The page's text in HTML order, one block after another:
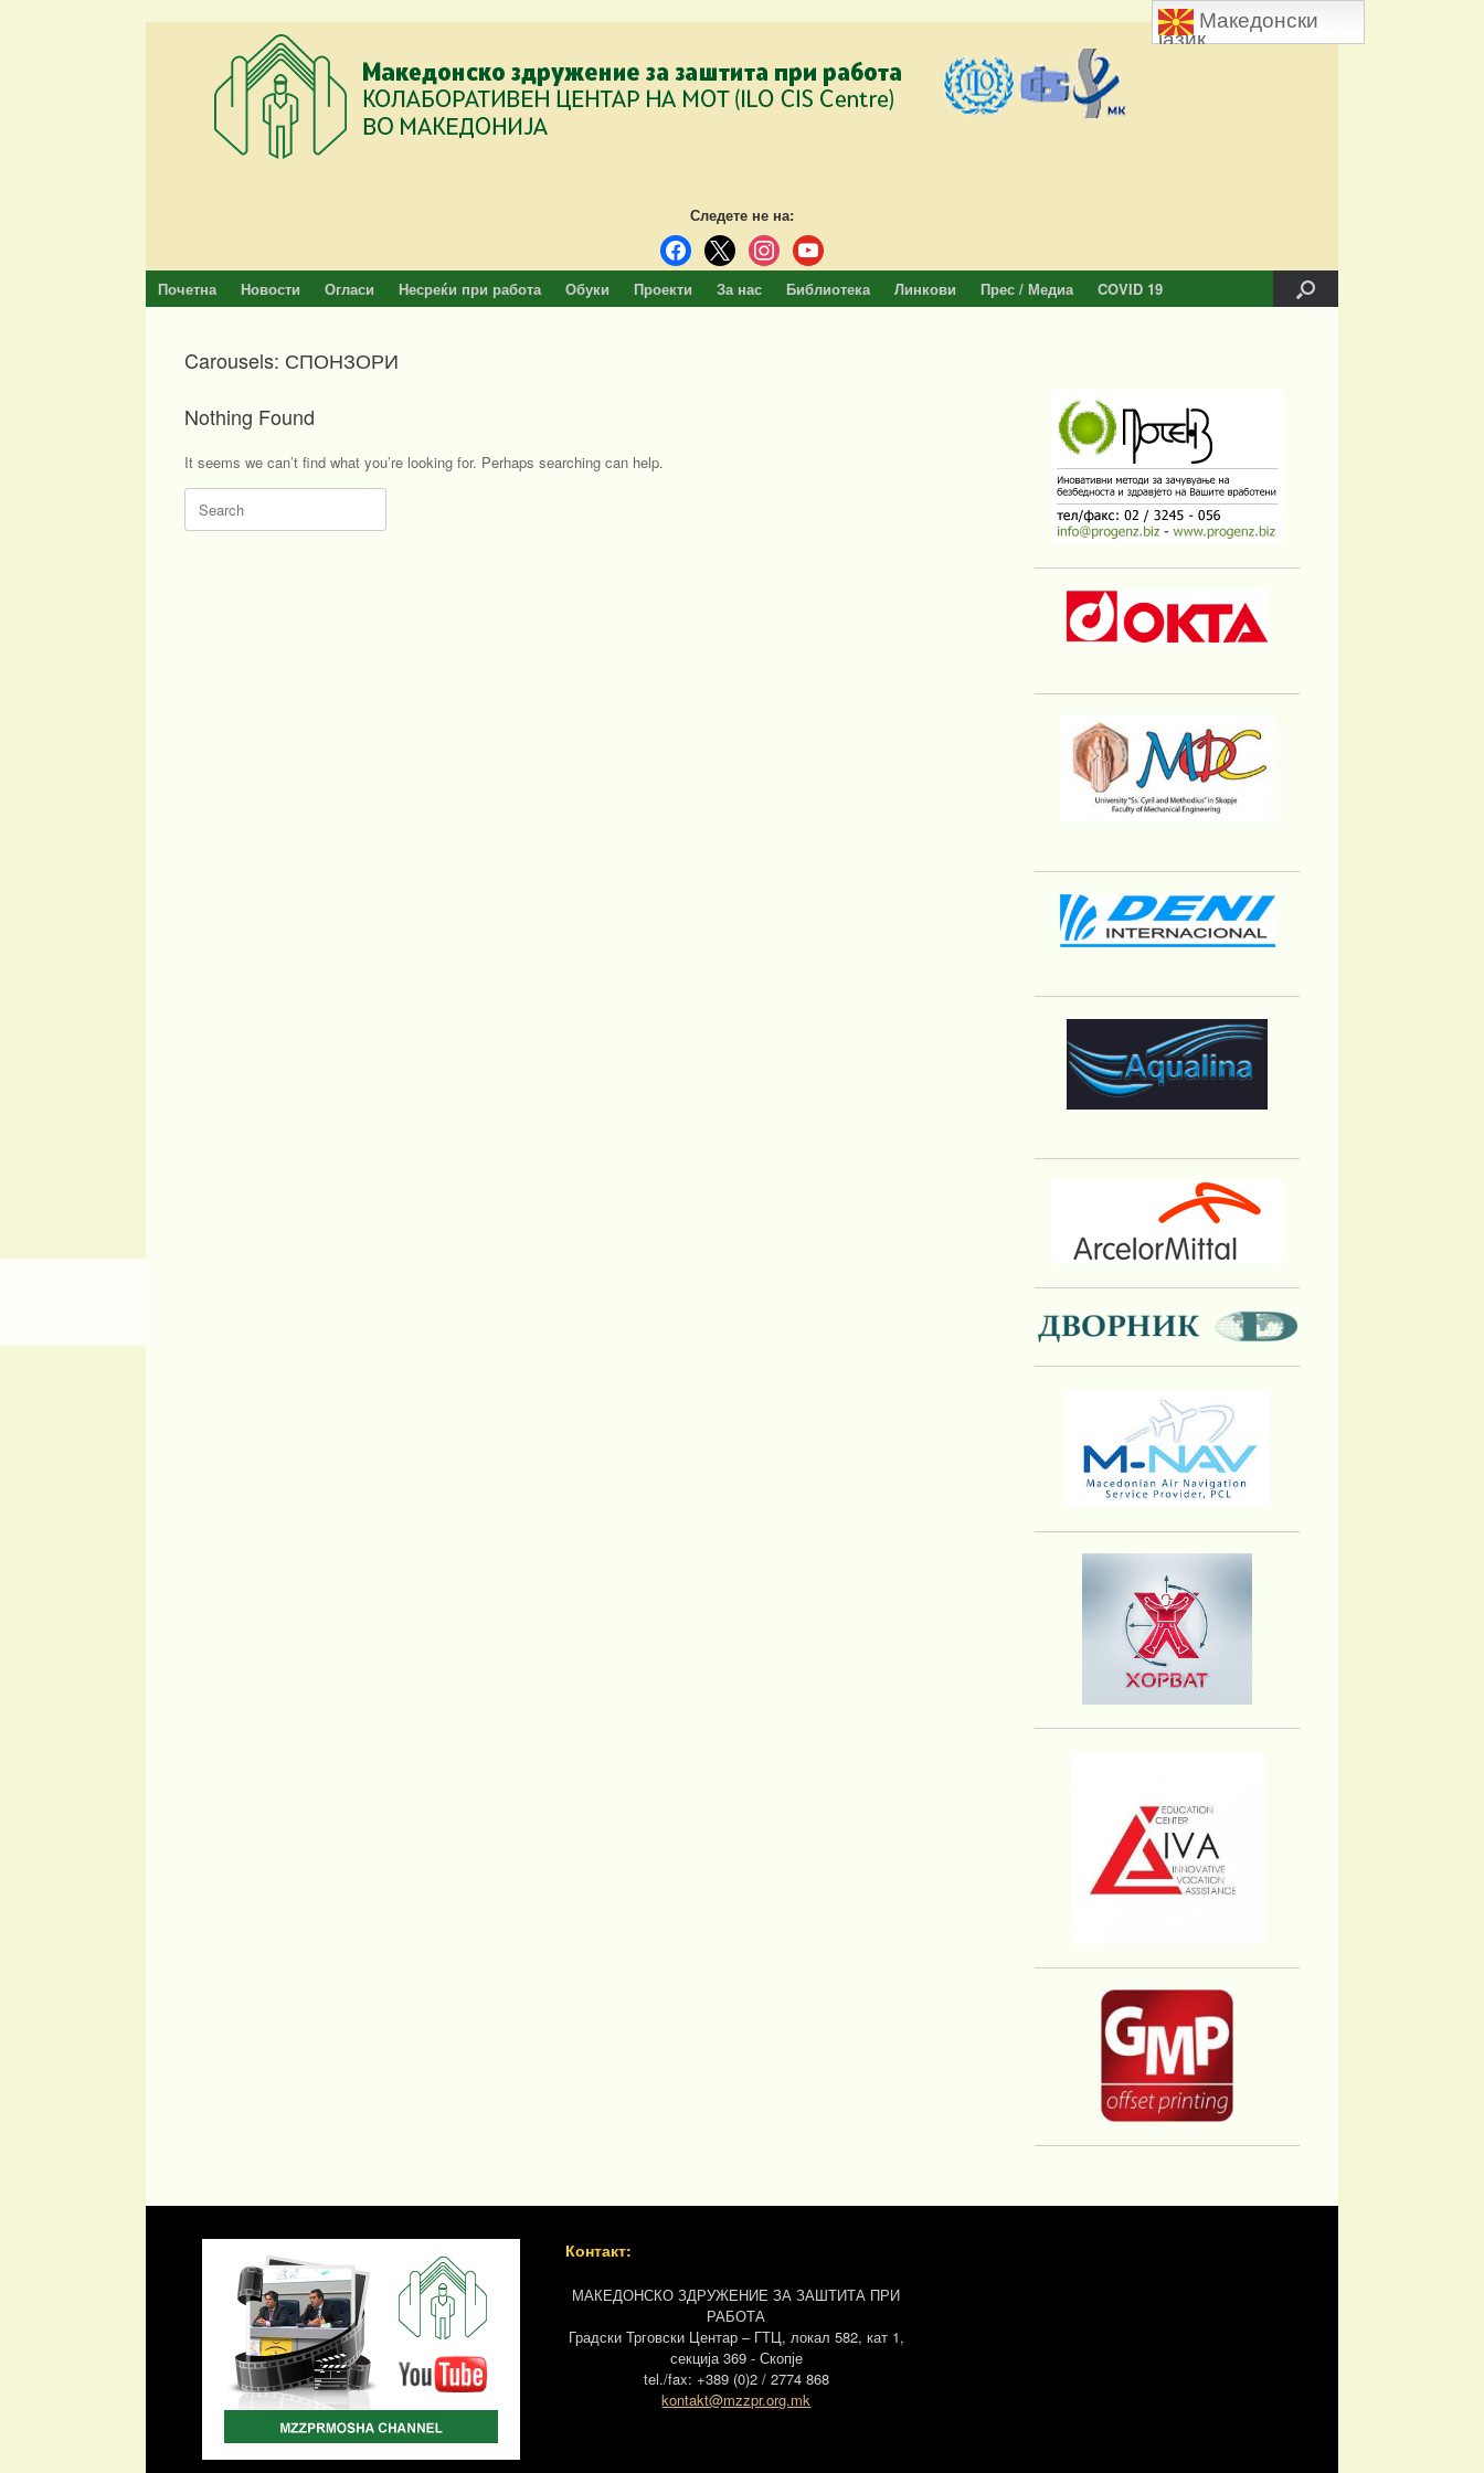
Следете не на:
facebook
x instagramyoutube
Почетна Новости Огласи Несреќи при работа Обуки Проекти За нас Библиотека Линкови Прес / Медиа COVID 19
Carousels: СПОНЗОРИ
Nothing Found
It seems we can’t find what you’re looking for. Perhaps searching can help.
Search
for:
Контакт:
МАКЕДОНСКО ЗДРУЖЕНИЕ ЗА ЗАШТИТА ПРИ
РАБОТА
Градски Трговски Центар – ГТЦ, локал 582, кат 1,
секција 369 - Скопје
tel./fax: +389 (0)2 / 2774 868
kontakt@mzzpr.org.mk
Македонски
јазик